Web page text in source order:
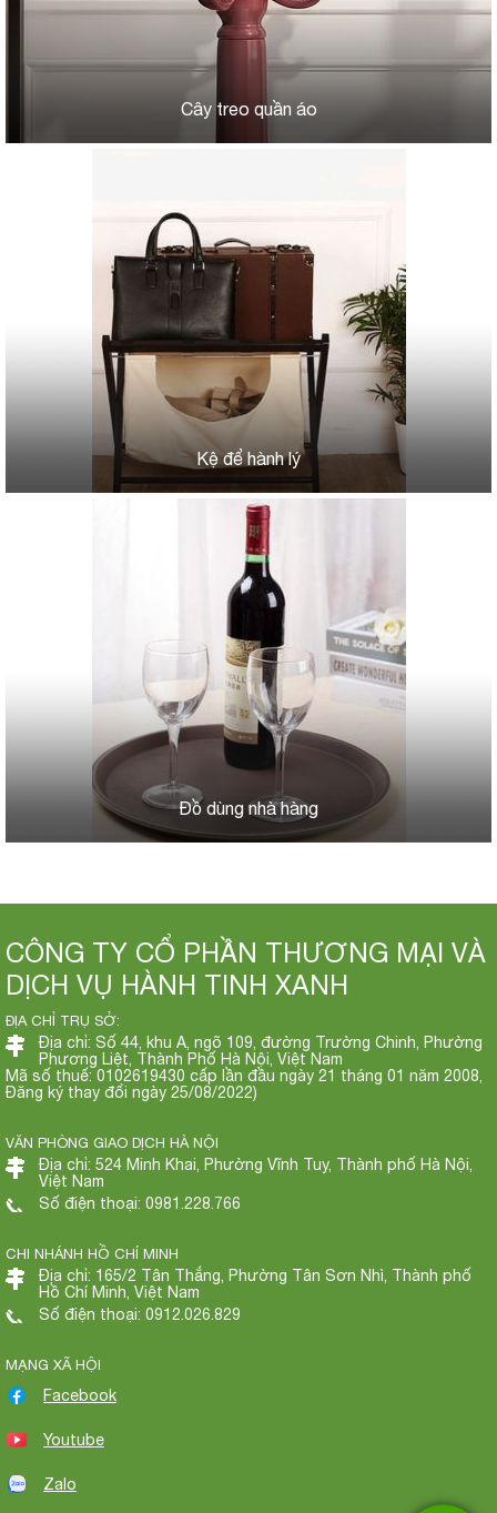
Cây treo quần áo
Kệ để hành lý
Đồ dùng nhà hàng
CÔNG TY CỔ PHẦN THƯƠNG MẠI VÀ
DỊCH VỤ HÀNH TINH XANH
ĐỊA CHỈ TRỤ SỞ:
Địa chỉ: Số 44, khu A, ngõ 109, đường Trường Chinh, Phường
Phương Liệt, Thành Phố Hà Nội, Việt Nam
Mã số thuế: 0102619430 cấp lần đầu ngày 21 tháng 01 năm 2008,
Đăng ký thay đổi ngày 25/08/2022)
VĂN PHÒNG GIAO DỊCH HÀ NỘI
Địa chỉ: 524 Minh Khai, Phường Vĩnh Tuy, Thành phố Hà Nội,
Việt Nam
Số điện thoại: 0981.228.766
CHI NHÁNH HỒ CHÍ MINH
Địa chỉ: 165/2 Tân Thắng, Phường Tân Sơn Nhì, Thành phố
Hồ Chí Minh, Việt Nam
Số điện thoại: 0912.026.829
MẠNG XÃ HỘI
Facebook
Youtube
Zalo